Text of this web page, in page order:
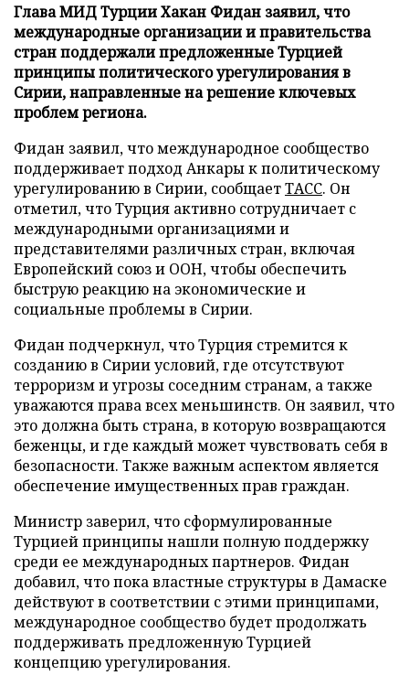
Глава МИД Турции Хакан Фидан заявил, что
международные организации и правительства
стран поддержали предложенные Турцией
принципы политического урегулирования в
Сирии, направленные на решение ключевых
проблем региона.
Фидан заявил, что международное сообщество
поддерживает подход Анкары к политическому
урегулированию в Сирии, сообщаетТАСС. Он
отметил, что Турция активно сотрудничает с
международными организациями и
представителями различных стран, включая
Европейский союз и ООН, чтобы обеспечить
быструю реакцию на экономические и
социальные проблемы в Сирии.
Фидан подчеркнул, что Турция стремится к
созданию в Сирии условий, где отсутствуют
терроризм и угрозы соседним странам, а также
уважаются права всех меньшинств. Он заявил, что
это должна быть страна, в которую возвращаются
беженцы, и где каждый может чувствовать себя в
безопасности. Также важным аспектом является
обеспечение имущественных прав граждан.
Министр заверил, что сформулированные
Турцией принципы нашли полную поддержку
среди ее международных партнеров. Фидан
добавил, что пока властные структуры в Дамаске
действуют в соответствии с этими принципами,
международное сообщество будет продолжать
поддерживать предложенную Турцией
концепцию урегулирования.